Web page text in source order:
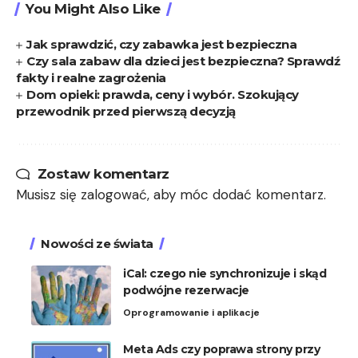
You Might Also Like
Jak sprawdzić, czy zabawka jest bezpieczna
Czy sala zabaw dla dzieci jest bezpieczna? Sprawdź
fakty i realne zagrożenia
Dom opieki: prawda, ceny i wybór. Szokujący
przewodnik przed pierwszą decyzją
Zostaw komentarz
Musisz się zalogować, aby móc dodać komentarz.
Nowości ze świata
iCal: czego nie synchronizuje i skąd
podwójne rezerwacje
Oprogramowanie i aplikacje
Meta Ads czy poprawa strony przy